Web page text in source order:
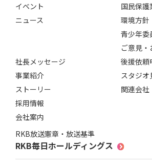
イベント
ニュース
社長メッセージ
事業紹介
ストーリー
採用情報
会社案内
RKB放送憲章・放送基準
国民保護
環境方針
青少年委
ご意見
後援依頼
スタジオ
関連会社
RKB毎日ホールディングス